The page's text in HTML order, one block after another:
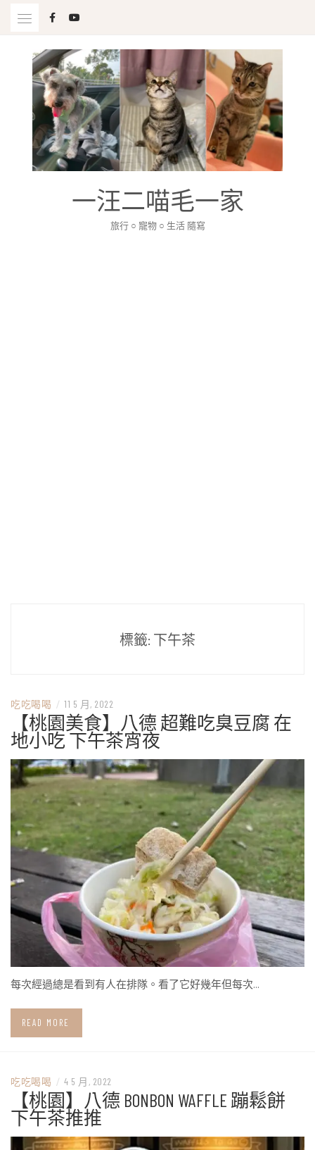
一汪二喵毛一家
旅行 ○ 寵物 ○ 生活 隨寫
標籤: 下午茶
吃吃喝喝 / 11 5 月, 2022
【桃園美食】八德 超難吃臭豆腐 在
地小吃 下午茶宵夜
每次經過總是看到有人在排隊。看了它好幾年但每次…
READ MORE
吃吃喝喝 / 4 5 月, 2022
【桃園】八德 BONBON WAFFLE 蹦鬆餅
下午茶推推